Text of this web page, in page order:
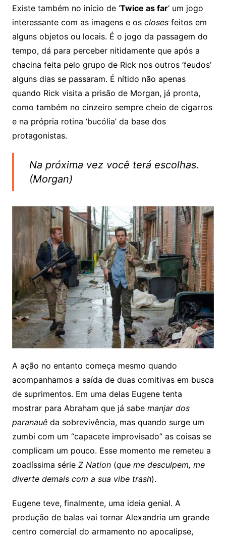
Existe também no início de ‘Twice as far‘ um jogo
interessante com as imagens e os closesfeitos em
alguns objetos ou locais. É o jogo da passagem do
tempo, dá para perceber nitidamente que após a
chacina feita pelo grupo de Rick nos outros ‘feudos’
alguns dias se passaram. É nítido não apenas
quando Rick visita a prisão de Morgan, já pronta,
como também no cinzeiro sempre cheio de cigarros
e na própria rotina ‘bucólia’ da base dos
protagonistas.
Na próxima vez você terá escolhas.
(Morgan)
A ação no entanto começa mesmo quando
acompanhamos a saída de duas comitivas em busca
de suprimentos. Em uma delas Eugene tenta
mostrar para Abraham que já sabe manjar dos
paranauêda sobrevivência, mas quando surge um
zumbi com um “capacete improvisado” as coisas se
complicam um pouco. Esse momento me remeteu a
zoadíssima série Z Nation (que me desculpem, me
diverte demais com a sua vibe trash).
Eugene teve, finalmente, uma ideia genial. A
produção de balas vai tornar Alexandria um grande
centro comercial do armamento no apocalipse,